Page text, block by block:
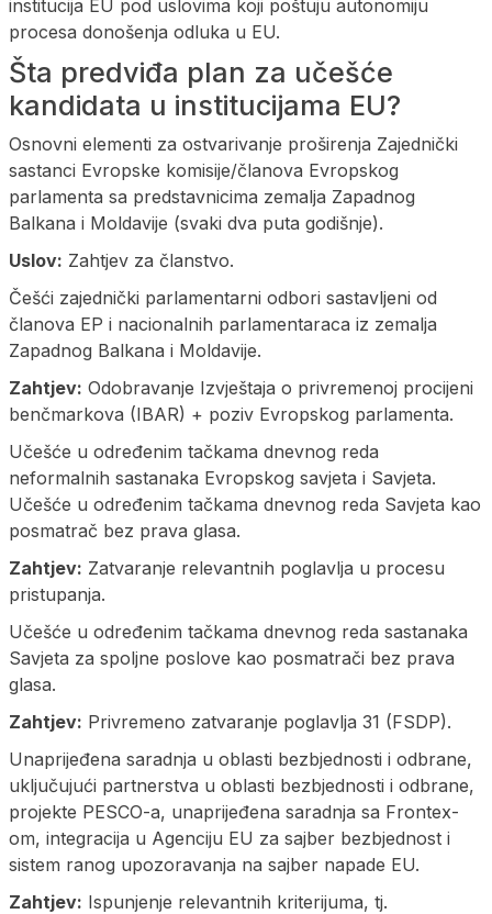
institucija EU pod uslovima koji poštuju autonomiju
procesa donošenja odluka u EU.
Šta predviđa plan za učešće
kandidata u institucijama EU?
Osnovni elementi za ostvarivanje proširenja Zajednički
sastanci Evropske komisije/članova Evropskog
parlamenta sa predstavnicima zemalja Zapadnog
Balkana i Moldavije (svaki dva puta godišnje).
Uslov: Zahtjev za članstvo.
Češći zajednički parlamentarni odbori sastavljeni od
članova EP i nacionalnih parlamentaraca iz zemalja
Zapadnog Balkana i Moldavije.
Zahtjev: Odobravanje Izvještaja o privremenoj procijeni
benčmarkova (IBAR) + poziv Evropskog parlamenta.
Učešće u određenim tačkama dnevnog reda
neformalnih sastanaka Evropskog savjeta i Savjeta.
Učešće u određenim tačkama dnevnog reda Savjeta kao
posmatrač bez prava glasa.
Zahtjev: Zatvaranje relevantnih poglavlja u procesu
pristupanja.
Učešće u određenim tačkama dnevnog reda sastanaka
Savjeta za spoljne poslove kao posmatrači bez prava
glasa.
Zahtjev: Privremeno zatvaranje poglavlja 31 (FSDP).
Unaprijeđena saradnja u oblasti bezbjednosti i odbrane,
uključujući partnerstva u oblasti bezbjednosti i odbrane,
projekte PESCO-a, unaprijeđena saradnja sa Frontex-
om, integracija u Agenciju EU za sajber bezbjednost i
sistem ranog upozoravanja na sajber napade EU.
Zahtjev: Ispunjenje relevantnih kriterijuma, tj.